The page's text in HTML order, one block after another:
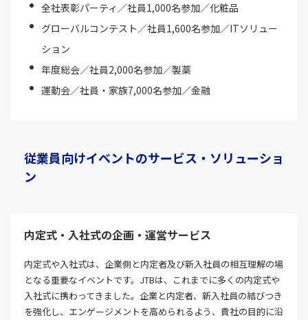
全社表彰パーティ／社員1,000名参加／化粧品
グローバルコンテスト／社員1,600名参加／ITソリュー
ション
年度総会／社員2,000名参加／製薬
運動会／社員・家族7,000名参加／金融
従業員向けイベントのサービス・ソリューショ
ン
内定式・入社式の企画・運営サービス
内定式や入社式は、企業側と内定者及び新入社員の相互理解の場
となる重要なイベントです。JTBは、これまでに多くの内定式や
入社式に携わってきました。企業と内定者、新入社員の結びつき
を強化し、エンゲージメントを高められるよう、貴社の目的に沿